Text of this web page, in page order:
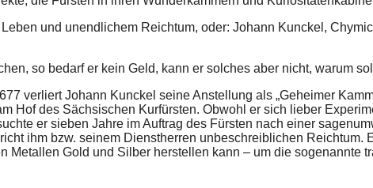
und unendlichem Reichtum, oder: Johann Kunckel,
so bedarf er kein Geld, kann er solches aber nicht, warum
verliert Johann Kunckel seine Anstellung als „Geheimer
Hof des Sächsischen Kurfürsten. Obwohl er sich lieber
er sieben Jahre im Auftrag des Fürsten nach einer
ihm bzw. seinem Dienstherren unbeschreiblichen Reichtum.
Metallen Gold und Silber herstellen kann – um die sogenannte